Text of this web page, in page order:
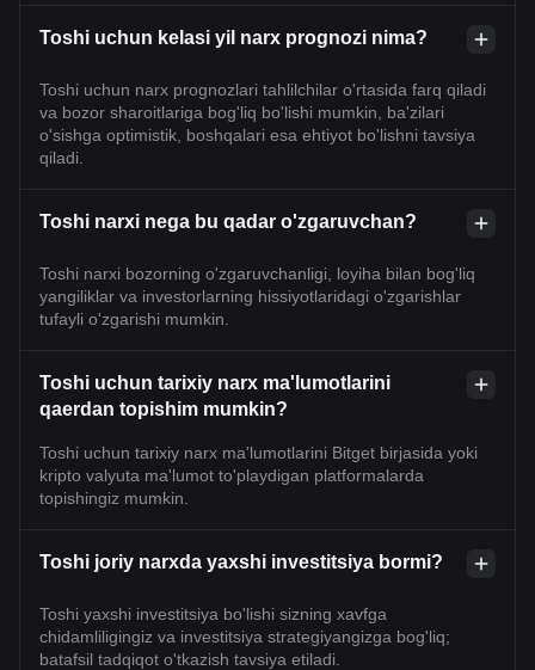
Toshi uchun kelasi yil narx prognozi nima?
Toshi uchun narx prognozlari tahlilchilar o'rtasida farq qiladi
va bozor sharoitlariga bog'liq bo'lishi mumkin, ba'zilari
o'sishga optimistik, boshqalari esa ehtiyot bo'lishni tavsiya
qiladi.
Toshi narxi nega bu qadar o'zgaruvchan?
Toshi narxi bozorning o'zgaruvchanligi, loyiha bilan bog'liq
yangiliklar va investorlarning hissiyotlaridagi o'zgarishlar
tufayli o'zgarishi mumkin.
Toshi uchun tarixiy narx ma'lumotlarini
qaerdan topishim mumkin?
Toshi uchun tarixiy narx ma'lumotlarini Bitget birjasida yoki
kripto valyuta ma'lumot to'playdigan platformalarda
topishingiz mumkin.
Toshi joriy narxda yaxshi investitsiya bormi?
Toshi yaxshi investitsiya bo'lishi sizning xavfga
chidamliligingiz va investitsiya strategiyangizga bog'liq;
batafsil tadqiqot o'tkazish tavsiya etiladi.